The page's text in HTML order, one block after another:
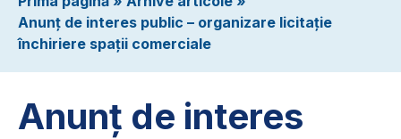
Anunț de interes public – organizare licitație
închiriere spații comerciale
Anunț de interes